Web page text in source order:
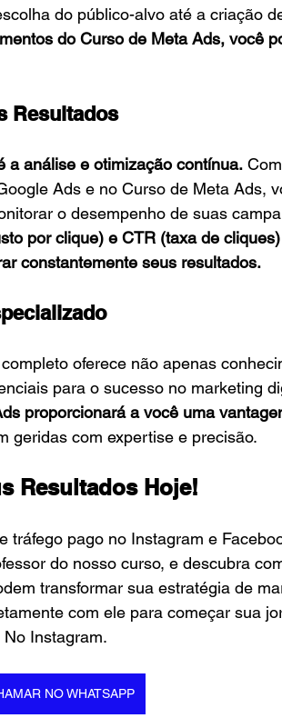
do público-alvo até a criação
do Curso de Meta Ads, você
Resultados
a análise e otimização contínua.
Ads e no Curso de Meta Ads,
o desempenho de suas
por clique) e CTR (taxa de
constantemente seus resultados.
oferece não apenas
para o sucesso no marketing
proporcionará a você uma
geridas com expertise e precisão.
Resultados Hoje!
tráfego pago no Instagram e
do nosso curso, e descubra
transformar sua estratégia de
com ele para começar sua
Instagram.
NO WHATSAPP